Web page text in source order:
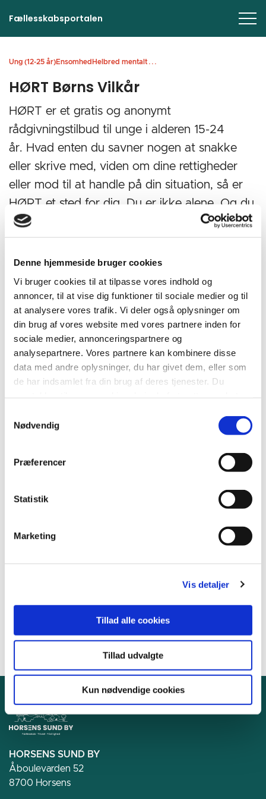
Denne hjemmeside bruger cookies
Vi bruger cookies til at tilpasse vores indhold og
annoncer, til at vise dig funktioner til sociale medier og til
at analysere vores trafik. Vi deler også oplysninger om
din brug af vores website med vores partnere inden for
sociale medier, annonceringspartnere og
analysepartnere. Vores partnere kan kombinere disse
data med andre oplysninger, du har givet dem, eller som
de har indsamlet fra din brug af deres tjenester. Du
Nødvendig
Præferencer
Statistik
Marketing
Vis detaljer
Tillad alle cookies
Tillad udvalgte
Kun nødvendige cookies
Fællesskabsportalen
Ung (12-25 år)Ensomhed Helbred mentalt ...
HØRT Børns Vilkår
HØRT er et gratis og anonymt
rådgivningstilbud til unge i alderen 15-24
år. Hvad enten du savner nogen at snakke
eller skrive med, viden om dine rettigheder
eller mod til at handle på din situation, så er
HØRT et sted for dig. Du er ikke alene. Og du
er 100 % anonym.
Print Forstør tekst
Gem
HØRTs chat- og telefonrådgivning er døgnåben, og her kan du
tale med en rådgiver og det, der er vigtigt for dig. Du kan
også sende et brev til HØRTs brevkasse eller skrive med
andre unge i HØRTs ung til ung rådgivning.
HØRT er også på TikTok, Instagram og YouTube med profilen
Børns Vilkår
8000 Aarhus C
HORSENS SUND BY
Åboulevarden 52
8700 Horsens